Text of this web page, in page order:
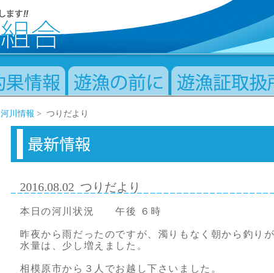
河川情報 > つりだより
2016.08.02 つりだより
本日の河川状況 午後 ６時
昨夜から雨だったのですが、濁りもなく朝から釣りが
水量は、少し増えました。
相模原市から３人でお越し下さいました。